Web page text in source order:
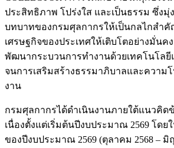
ประสิทธิภาพ โปร่งใส และเป็นธรรม ซึ่งมุ่
บทบาทของกรมศุลกากรให้เป็นกลไกสำ
เศรษฐกิจของประเทศให้เติบโตอย่างมั่นค
พัฒนากระบวนการทำงานด้วยเทคโนโล
จนการเสริมสร้างธรรมาภิบาลและความ
งาน
กรมศุลกากรได้ดำเนินงานภายใต้แนวคิด
เนื่องตั้งแต่เริ่มต้นปีงบประมาณ 2569 โดย
ของปีงบประมาณ 2569 (ตุลาคม 2568 – มิ